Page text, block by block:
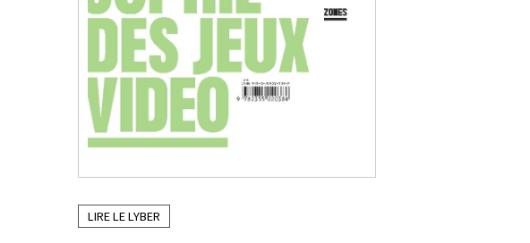
LIRE LE LYBER